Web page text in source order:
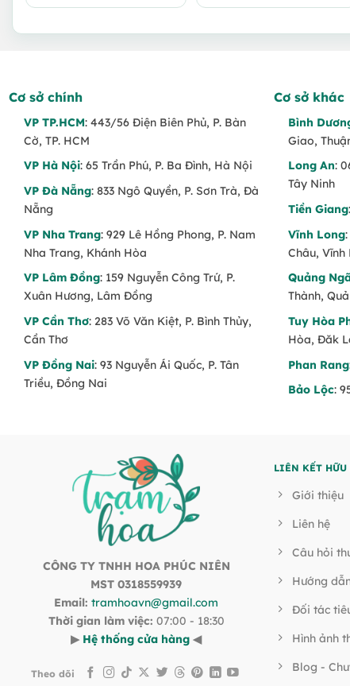
Cơ sở chính
VP TP.HCM: 443/56 Điện Biên Phủ, P. Bàn
Cờ, TP. HCM
VP Hà Nội: 65 Trần Phú, P. Ba Đình, Hà Nội
VP Đà Nẵng: 833 Ngô Quyền, P. Sơn Trà, Đà
Nẵng
VP Nha Trang: 929 Lê Hồng Phong, P. Nam
Nha Trang, Khánh Hòa
VP Lâm Đồng: 159 Nguyễn Công Trứ, P.
Xuân Hương, Lâm Đồng
VP Cần Thơ: 283 Võ Văn Kiệt, P. Bình Thủy,
Cần Thơ
VP Đồng Nai: 93 Nguyễn Ái Quốc, P. Tân
Triều, Đồng Nai
Cơ sở khác
Bình
Giao,
Long An:
Tây Ninh
Tiền Giang
Vĩnh Long
Châu, Vĩnh
Quảng
Thành,
Tuy Hòa
Hòa, Đăk
Phan Rang
Bảo Lộc:
CÔNG TY TNHH HOA PHÚC NIÊN
MST 0318559939
Email: tramhoavn@gmail.com
Thời gian làm việc: 07:00 - 18:30
▶ Hệ thống cửa hàng ◀
Theo dõi
LIÊN KẾT HỮU
Giới thiệu
Liên hệ
Câu hỏi
Hướng
Đối tác
Hình ảnh
Blog -